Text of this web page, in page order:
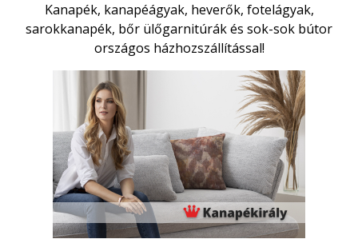
Kanapék, kanapéágyak, heverők, fotelágyak,
sarokkanapék, bőr ülőgarnitúrák és sok-sok bútor
országos házhozszállítással!